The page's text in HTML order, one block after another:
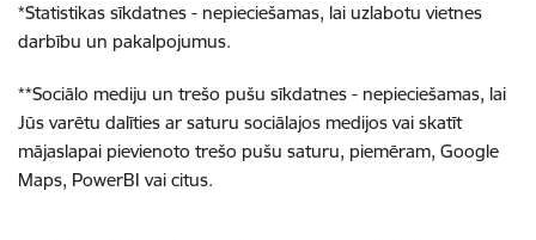
*Statistikas sīkdatnes - nepieciešamas, lai uzlabotu vietnes
darbību un pakalpojumus.
**Sociālo mediju un trešo pušu sīkdatnes - nepieciešamas, lai
Jūs varētu dalīties ar saturu sociālajos medijos vai skatīt
mājaslapai pievienoto trešo pušu saturu, piemēram, Google
Maps, PowerBI vai citus.